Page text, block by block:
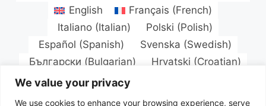
We value your privacy
We use cookies to enhance your browsing experience, serve
English
Français (French)
Italiano(Italian) Polski (Polish)
Español (Spanish) Svenska (Swedish)
Български (Bulgarian) Hrvatski (Croatian)
Čeština(Czech) Dansk